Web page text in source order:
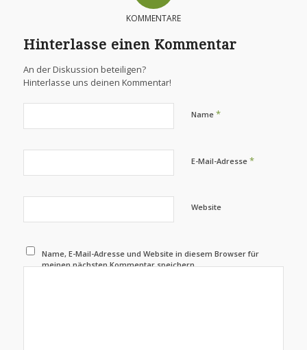
KOMMENTARE
Hinterlasse einen Kommentar
An der Diskussion beteiligen?
Hinterlasse uns deinen Kommentar!
Name *
E-Mail-Adresse *
Website
Name, E-Mail-Adresse und Website in diesem Browser für
meinen nächsten Kommentar speichern.